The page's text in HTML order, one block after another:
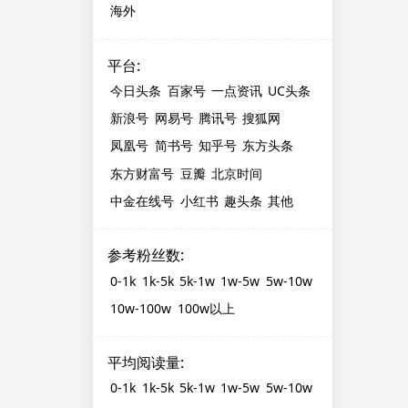
海外
平台:
今日头条 百家号 一点资讯 UC头条
新浪号 网易号 腾讯号 搜狐网
凤凰号 简书号 知乎号 东方头条
东方财富号 豆瓣 北京时间
中金在线号 小红书 趣头条 其他
参考粉丝数:
0-1k 1k-5k 5k-1w 1w-5w 5w-10w
10w-100w 100w以上
平均阅读量:
0-1k 1k-5k 5k-1w 1w-5w 5w-10w